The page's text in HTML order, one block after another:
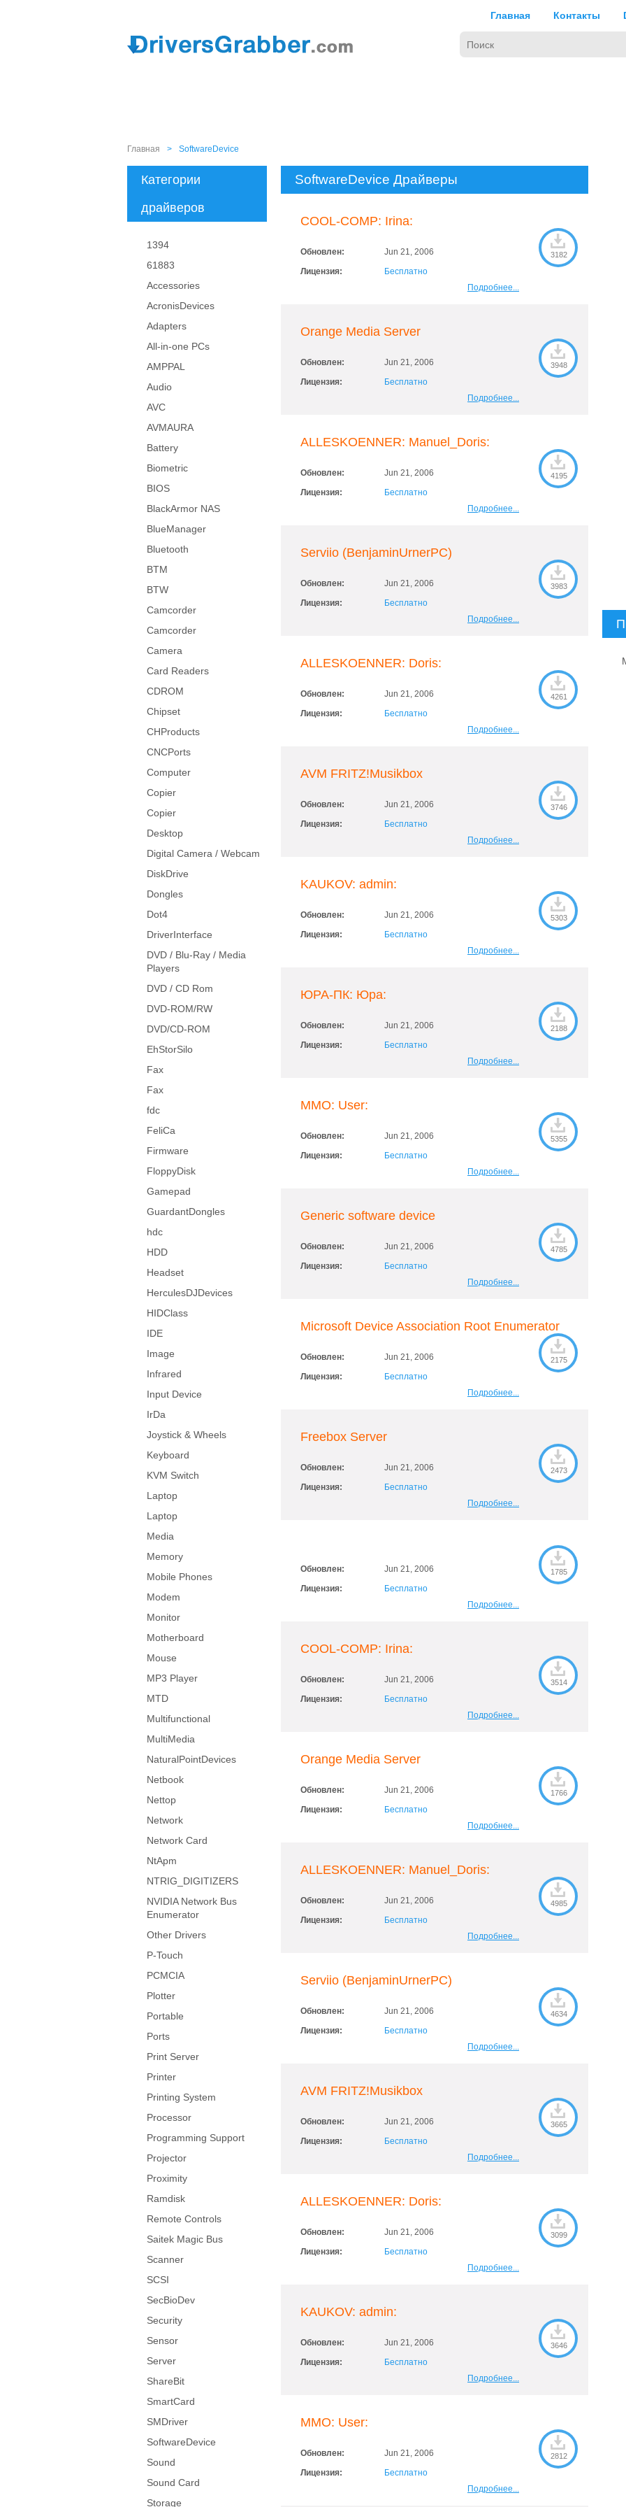
Главная Контакты
Главная > SoftwareDevice
Категории
драйверов
1394
61883
Accessories
AcronisDevices
Adapters
All-in-one PCs
AMPPAL
Audio
AVC
AVMAURA
Battery
Biometric
BIOS
BlackArmor NAS
BlueManager
Bluetooth
BTM
BTW
Camcorder
Camcorder
Camera
Card Readers
CDROM
Chipset
CHProducts
CNCPorts
Computer
Copier
Copier
Desktop
Digital Camera / Webcam
DiskDrive
Dongles
Dot4
DriverInterface
DVD / Blu-Ray / Media
Players
DVD / CD Rom
DVD-ROM/RW
DVD/CD-ROM
EhStorSilo
Fax
Fax
fdc
FeliCa
Firmware
FloppyDisk
Gamepad
GuardantDongles
hdc
HDD
Headset
HerculesDJDevices
HIDClass
IDE
Image
Infrared
Input Device
IrDa
Joystick & Wheels
Keyboard
KVM Switch
Laptop
Laptop
Media
Memory
Mobile Phones
Modem
Monitor
Motherboard
Mouse
MP3 Player
MTD
Multifunctional
MultiMedia
NaturalPointDevices
Netbook
Nettop
Network
Network Card
NtApm
NTRIG_DIGITIZERS
NVIDIA Network Bus
Enumerator
Other Drivers
P-Touch
PCMCIA
Plotter
Portable
Ports
Print Server
Printer
Printing System
Processor
Programming Support
Projector
Proximity
Ramdisk
Remote Controls
Saitek Magic Bus
Scanner
SCSI
SecBioDev
Security
Sensor
Server
ShareBit
SmartCard
SMDriver
SoftwareDevice
Sound
Sound Card
Storage
SoftwareDevice Драйверы
COOL-COMP: Irina:
Обновлен:
Jun 21, 2006
Лицензия:
Бесплатно
3182
Подробнее...
Orange Media Server
Обновлен:
Jun 21, 2006
Лицензия:
Бесплатно
3948
Подробнее...
ALLESKOENNER: Manuel_Doris:
Обновлен:
Jun 21, 2006
Лицензия:
Бесплатно
4195
Подробнее...
Serviio (BenjaminUrnerPC)
Обновлен:
Jun 21, 2006
Лицензия:
Бесплатно
3983
Подробнее...
ALLESKOENNER: Doris:
Обновлен:
Jun 21, 2006
Лицензия:
Бесплатно
4261
Подробнее...
AVM FRITZ!Musikbox
Обновлен:
Jun 21, 2006
Лицензия:
Бесплатно
3746
Подробнее...
KAUKOV: admin:
Обновлен:
Jun 21, 2006
Лицензия:
Бесплатно
5303
Подробнее...
ЮРА-ПК: Юра:
Обновлен:
Jun 21, 2006
Лицензия:
Бесплатно
2188
Подробнее...
MMO: User:
Обновлен:
Jun 21, 2006
Лицензия:
Бесплатно
5355
Подробнее...
Generic software device
Обновлен:
Jun 21, 2006
Лицензия:
Бесплатно
4785
Подробнее...
Microsoft Device Association Root Enumerator
Обновлен:
Jun 21, 2006
Лицензия:
Бесплатно
2175
Подробнее...
Freebox Server
Обновлен:
Jun 21, 2006
Лицензия:
Бесплатно
2473
Подробнее...
Обновлен:
Jun 21, 2006
Лицензия:
Бесплатно
1785
Подробнее...
COOL-COMP: Irina:
Обновлен:
Jun 21, 2006
Лицензия:
Бесплатно
3514
Подробнее...
Orange Media Server
Обновлен:
Jun 21, 2006
Лицензия:
Бесплатно
1766
Подробнее...
ALLESKOENNER: Manuel_Doris:
Обновлен:
Jun 21, 2006
Лицензия:
Бесплатно
4985
Подробнее...
Serviio (BenjaminUrnerPC)
Обновлен:
Jun 21, 2006
Лицензия:
Бесплатно
4634
Подробнее...
AVM FRITZ!Musikbox
Обновлен:
Jun 21, 2006
Лицензия:
Бесплатно
3665
Подробнее...
ALLESKOENNER: Doris:
Обновлен:
Jun 21, 2006
Лицензия:
Бесплатно
3099
Подробнее...
KAUKOV: admin:
Обновлен:
Jun 21, 2006
Лицензия:
Бесплатно
3646
Подробнее...
MMO: User:
Обновлен:
Jun 21, 2006
Лицензия:
Бесплатно
2812
Подробнее...